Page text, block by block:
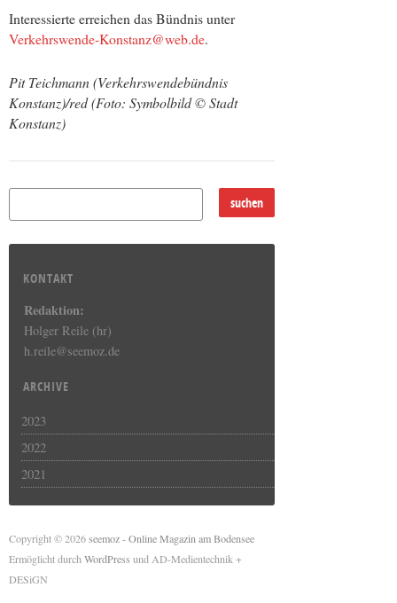
Interessierte erreichen das Bündnis unter
Verkehrswende-Konstanz@web.de.
Pit Teichmann (Verkehrswendebündnis
Konstanz)/red (Foto: Symbolbild © Stadt
Konstanz)
KONTAKT
Redaktion:
Holger Reile (hr)
h.reile@seemoz.de
ARCHIVE
2023
2022
2021
Copyright © 2026seemoz - Online Magazin am Bodensee
Ermöglicht durch WordPress und AD-Medientechnik +
DESiGN